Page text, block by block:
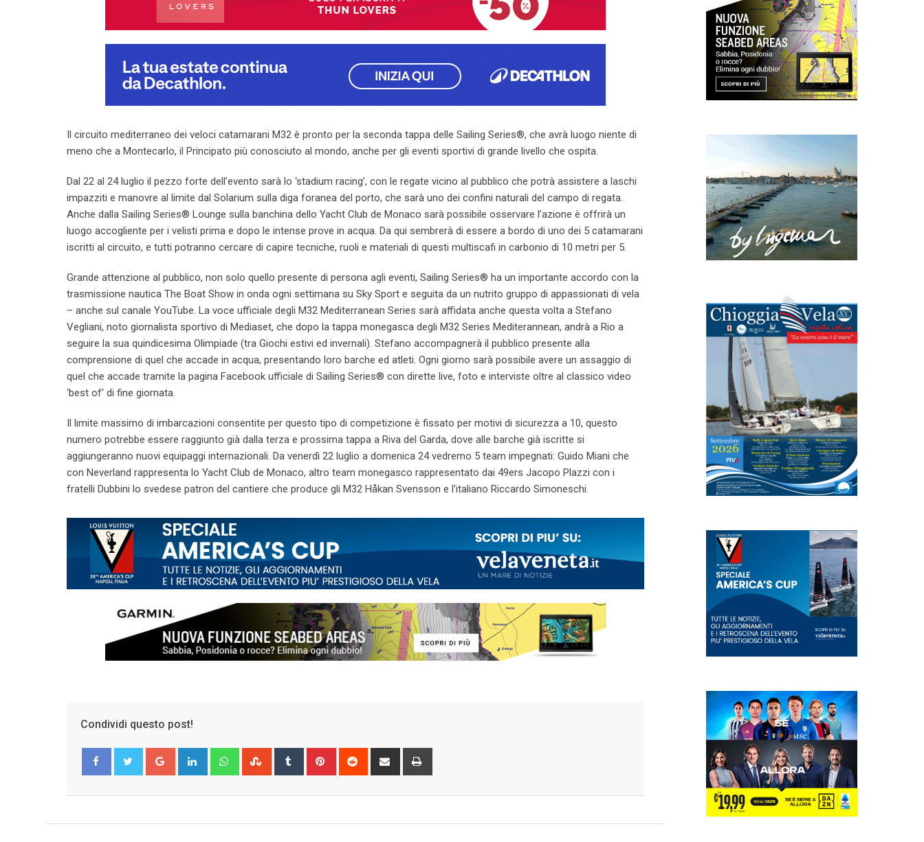
Il circuito mediterraneo dei veloci catamarani M32 è pronto per la seconda tappa delle Sailing Series®, che avrà luogo niente di
meno che a Montecarlo, il Principato più conosciuto al mondo, anche per gli eventi sportivi di grande livello che ospita.
Dal 22 al 24 luglio il pezzo forte dell’evento sarà lo ‘stadium racing’, con le regate vicino al pubblico che potrà assistere a laschi
impazziti e manovre al limite dal Solarium sulla diga foranea del porto, che sarà uno dei confini naturali del campo di regata.
Anche dalla Sailing Series® Lounge sulla banchina dello Yacht Club de Monaco sarà possibile osservare l’azione è offrirà un
luogo accogliente per i velisti prima e dopo le intense prove in acqua. Da qui sembrerà di essere a bordo di uno dei 5 catamarani
iscritti al circuito, e tutti potranno cercare di capire tecniche, ruoli e materiali di questi multiscafi in carbonio di 10 metri per 5.
Grande attenzione al pubblico, non solo quello presente di persona agli eventi, Sailing Series® ha un importante accordo con la
trasmissione nautica The Boat Show in onda ogni settimana su Sky Sport e seguita da un nutrito gruppo di appassionati di vela
– anche sul canale YouTube. La voce ufficiale degli M32 Mediterranean Series sarà affidata anche questa volta a Stefano
Vegliani, noto giornalista sportivo di Mediaset, che dopo la tappa monegasca degli M32 Series Mediterannean, andrà a Rio a
seguire la sua quindicesima Olimpiade (tra Giochi estivi ed invernali). Stefano accompagnerà il pubblico presente alla
comprensione di quel che accade in acqua, presentando loro barche ed atleti. Ogni giorno sarà possibile avere un assaggio di
quel che accade tramite la pagina Facebook ufficiale di Sailing Series® con dirette live, foto e interviste oltre al classico video
‘best of’ di fine giornata.
Il limite massimo di imbarcazioni consentite per questo tipo di competizione è fissato per motivi di sicurezza a 10, questo
numero potrebbe essere raggiunto già dalla terza e prossima tappa a Riva del Garda, dove alle barche già iscritte si
aggiungeranno nuovi equipaggi internazionali. Da venerdì 22 luglio a domenica 24 vedremo 5 team impegnati: Guido Miani che
con Neverland rappresenta lo Yacht Club de Monaco, altro team monegasco rappresentato dai 49ers Jacopo Plazzi con i
fratelli Dubbini lo svedese patron del cantiere che produce gli M32 Håkan Svensson e l’italiano Riccardo Simoneschi.
Condividi questo post!
Google+ LinkedIn WhatsappStumbleUpon
Tumblr Pinterest Reddit
Share